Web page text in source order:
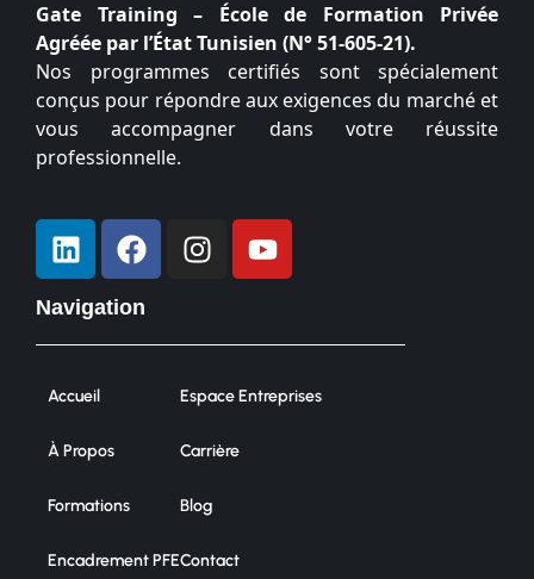
Gate Training – École de Formation Privée
Agréée par l’État Tunisien (N° 51-605-21).
Nos programmes certifiés sont spécialement
conçus pour répondre aux exigences du marché et
vous accompagner dans votre réussite
professionnelle.
Navigation
Accueil
À Propos
Formations
Encadrement PFE
Espace Entreprises
Carrière
Blog
Contact